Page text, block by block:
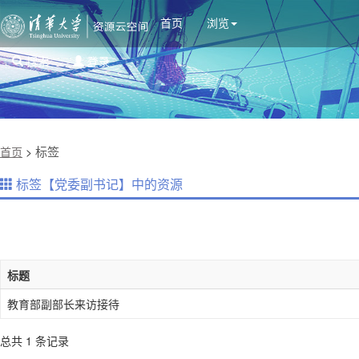
首页 浏览
搜索 登录
首页 > 标签
标签【党委副书记】中的资源
标题
教育部副部长来访接待
总共 1 条记录